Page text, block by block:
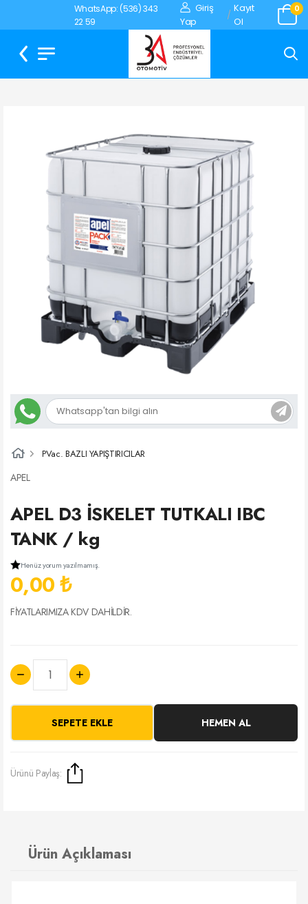
WhatsApp: (536) 343
22 59
Giriş
Yap
/
Kayıt
Ol
0
PVac. BAZLI YAPIŞTIRICILAR
APEL
APEL D3 İSKELET TUTKALI IBC
TANK / kg
Henüz yorum yazılmamış.
0,00 ₺
FİYATLARIMIZA KDV DAHİLDİR.
SEPETE EKLE HEMEN AL
Ürünü Paylaş:
Ürün Açıklaması